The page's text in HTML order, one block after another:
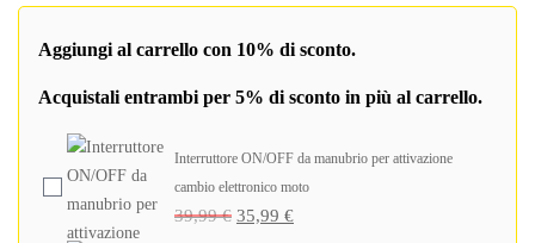
Aggiungi al carrello con 10% di sconto.
Acquistali entrambi per 5% di sconto in più al carrello.
Interruttore ON/OFF da manubrio per attivazione
cambio elettronico moto
39,99€ 35,99 €